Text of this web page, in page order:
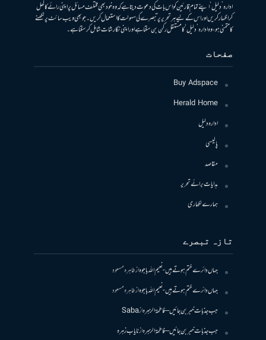
ادارہ ’دلیل‘ اپنے تمام قارئین کو اس بات کی دعوت دیتا ہے کہ وہ خود بھی مختلف مسائل پر اپنی رائے کا کھل
کر اظہار کریں اور اس کے لیے ہر تحریر پر تبصرے کی سہولت کا استعمال کریں۔ جو بھی ویب سائٹ پر لکھنے
کا متمنی ہو، وہ ادارہ ’دلیل‘ کا مستقل رکن بن سکتا ہے اور اپنی نگارشات شامل کرسکتا ہے۔
صفحات
Buy Adspace
Herald Home
ادارہ دلیل
پالیسی
مقاصد
ہدایات برائے تحریر
ہمارے لکھاری
تازہ تبصرے
جہاں دائرے ختم ہوتے ہیں- نعیم اللہ باجوہازطاہرہ مسعود
جہاں دائرے ختم ہوتے ہیں- نعیم اللہ باجوہازطاہرہ مسعود
جب جذبات خبر بن جائیں – فاطمۃالزہرہازSaba
جب جذبات خبر بن جائیں – فاطمۃالزہرہازنایاب زہرہ